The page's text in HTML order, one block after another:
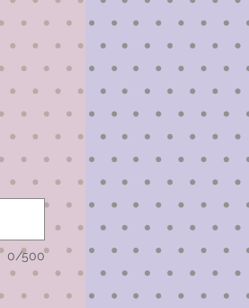
0/500